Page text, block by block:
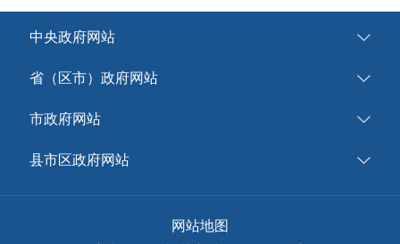
中央政府网站
省（区市）政府网站
市政府网站
县市区政府网站
网站地图